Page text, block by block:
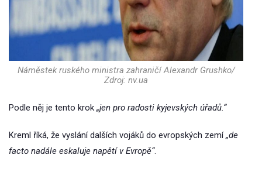
Náměstek ruského ministra zahraničí Alexandr Grushko/
Zdroj: nv.ua
Podle něj je tento krok „jen pro radosti kyjevských úřadů.“
Kreml říká, že vyslání dalších vojáků do evropských zemí„de
facto nadále eskaluje napětí v Evropě“.